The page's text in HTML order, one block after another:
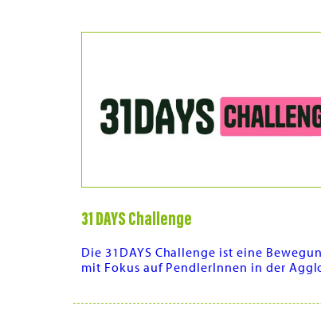
31 DAYS Challenge
Die 31DAYS Challenge ist eine
mit Fokus auf PendlerInnen in der